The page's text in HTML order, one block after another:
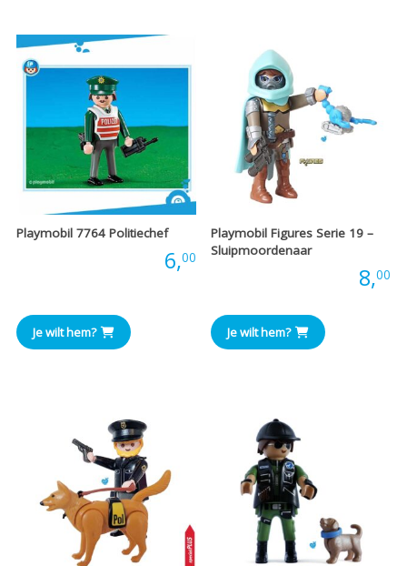
Playmobil 7764 Politiechef
6,00
Je wilt hem?
Playmobil Figures Serie 19 –
Sluipmoordenaar
8,00
Je wilt hem?